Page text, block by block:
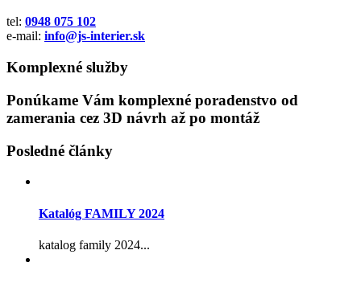
tel: 0948 075 102
e-mail: info@js-interier.sk
Komplexné služby
Ponúkame Vám komplexné poradenstvo od
zamerania cez 3D návrh až po montáž
Posledné články
Katalóg FAMILY 2024
katalog family 2024...